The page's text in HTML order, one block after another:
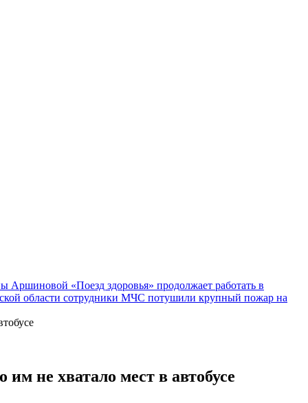
Аршиновой «Поезд здоровья» продолжает работать в
области сотрудники МЧС потушили крупный пожар на
не хватало мест в автобусе